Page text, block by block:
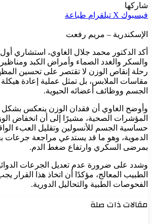
شاركها
فيسبوك ‫X تيلقرام طباعة
الإسكندرية – مريم رفعت
أكد الدكتور محمد جلال الغاوي، استشاري
والسكر والغدد الصماء وأمراض الكبد
رحلة إنقاص الوزن لا تقتصر على تحسين
مقاسات الملابس، بل تمثل عملية إعادة هيكلة
الجسم ووظائف أعضائه الحيوية.
وأوضح الغاوي أن فقدان الوزن ينعكس بشكل
المؤشرات الصحية، مشيرًا إلى أن انخفاض
حساسية الجسم للأنسولين وتقليل العبء
الدموية، وهو ما قد يستدعي مراجعة جرعات
بمرضى السكري وارتفاع ضغط الدم.
وشدد على ضرورة عدم تعديل الجرعات
الطبيب المعالج، مؤكدًا أن اتخاذ هذا القرار
الفحوصات الطبية والتحاليل الدورية.
مقالات ذات صلة